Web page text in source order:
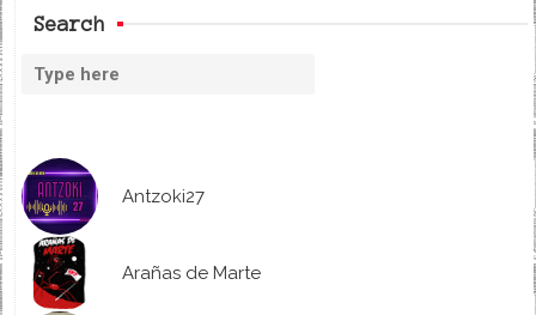
Search
Antzoki27
Arañas de Marte